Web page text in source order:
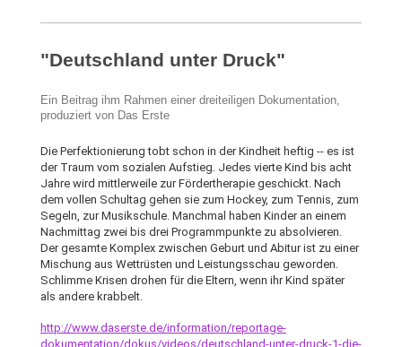
"Deutschland unter Druck"
Ein Beitrag ihm Rahmen einer dreiteiligen Dokumentation,
produziert von Das Erste
Die Perfektionierung tobt schon in der Kindheit heftig -- es ist
der Traum vom sozialen Aufstieg. Jedes vierte Kind bis acht
Jahre wird mittlerweile zur Fördertherapie geschickt. Nach
dem vollen Schultag gehen sie zum Hockey, zum Tennis, zum
Segeln, zur Musikschule. Manchmal haben Kinder an einem
Nachmittag zwei bis drei Programmpunkte zu absolvieren.
Der gesamte Komplex zwischen Geburt und Abitur ist zu einer
Mischung aus Wettrüsten und Leistungsschau geworden.
Schlimme Krisen drohen für die Eltern, wenn ihr Kind später
als andere krabbelt.
http://www.daserste.de/information/reportage-
dokumentation/dokus/videos/deutschland-unter-druck-1-die-